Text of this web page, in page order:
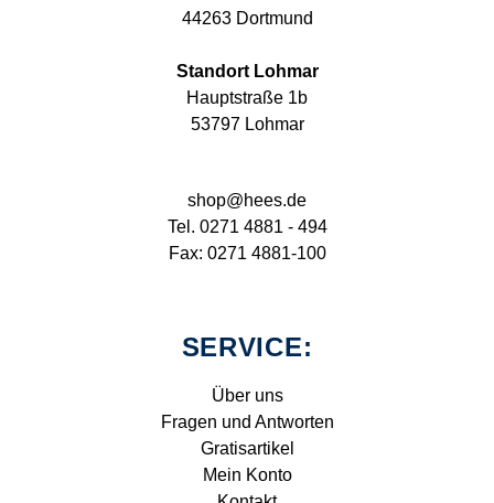
44263 Dortmund
Standort Lohmar
Hauptstraße 1b
53797 Lohmar
shop@hees.de
Tel. 0271 4881 - 494
Fax: 0271 4881-100
SERVICE:
Über uns
Fragen und Antworten
Gratisartikel
Mein Konto